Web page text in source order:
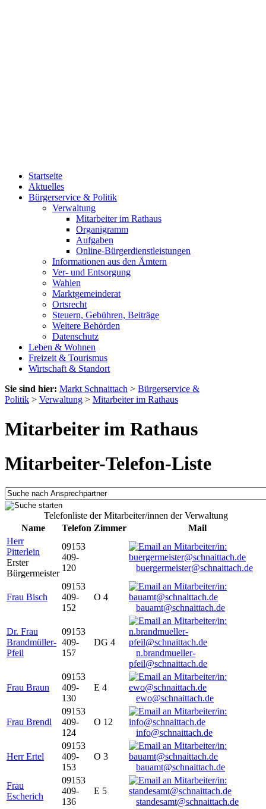
Startseite
Aktuelles
Bürgerservice & Politik
Verwaltung
Mitarbeiter im Rathaus
Organigramm
Aufgaben
Online-Bürgerdienstleistungen
Informationen aus den Ämtern
Ver- und Entsorgung
Wahlen
Marktgemeinderat
Ortsrecht
Steuern, Gebühren, Beiträge
Weitere Behörden
Datenschutz
Leben & Wohnen
Freizeit & Tourismus
Wirtschaft & Standort
Sie sind hier: Markt Schnaittach > Bürgerservice &
Politik > Verwaltung > Mitarbeiter im Rathaus
Mitarbeiter im Rathaus
Mitarbeiter-Telefon-Liste
Telefonliste der Mitarbeiter/innen der Verwaltung
Name
Telefon Zimmer
Mail
Herr
Pitterlein
Erster
Bürgermeister
09153
409-
120
buergermeister@schnaittach.de
Frau Bisch
09153
409-
152
O 4
bauamt@schnaittach.de
Dr. Frau
Brandmüller-
Pfeil
09153
409-
157
DG 4
n.brandmueller-
pfeil@schnaittach.de
Frau Braun
09153
409-
130
E 4
ewo@schnaittach.de
Frau Brendl
09153
409-
124
O 12
info@schnaittach.de
Herr Ertel
09153
409-
153
O 3
bauamt@schnaittach.de
Frau
Escherich
09153
409-
136
E 5
standesamt@schnaittach.de